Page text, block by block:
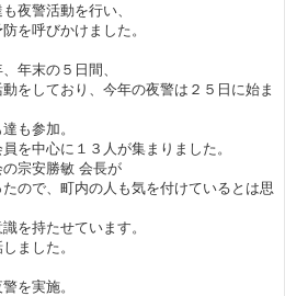
夜警活動を行い、
を呼びかけました。
年末の５日間、
をしており、今年の夜警は２５日に始ま
も参加。
を中心に１３人が集まりました。
宗安勝敏 会長が
たので、町内の人も気を付けているとは思
を持たせています。
ました。
を実施。